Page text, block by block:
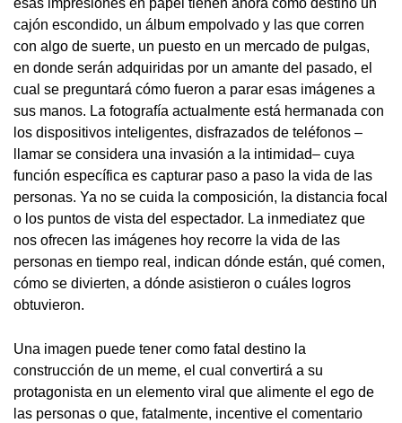
esas impresiones en papel tienen ahora como destino un
cajón escondido, un álbum empolvado y las que corren
con algo de suerte, un puesto en un mercado de pulgas,
en donde serán adquiridas por un amante del pasado, el
cual se preguntará cómo fueron a parar esas imágenes a
sus manos. La fotografía actualmente está hermanada con
los dispositivos inteligentes, disfrazados de teléfonos –
llamar se considera una invasión a la intimidad– cuya
función específica es capturar paso a paso la vida de las
personas. Ya no se cuida la composición, la distancia focal
o los puntos de vista del espectador. La inmediatez que
nos ofrecen las imágenes hoy recorre la vida de las
personas en tiempo real, indican dónde están, qué comen,
cómo se divierten, a dónde asistieron o cuáles logros
obtuvieron.
Una imagen puede tener como fatal destino la
construcción de un meme, el cual convertirá a su
protagonista en un elemento viral que alimente el ego de
las personas o que, fatalmente, incentive el comentario